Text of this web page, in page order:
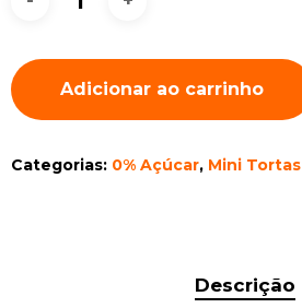
Adicionar ao carrinho
Categorias: 0% Açúcar, Mini Tortas
Descrição